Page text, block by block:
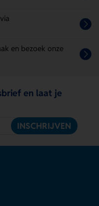
en bezoek onze
en laat je
INSCHRIJVEN